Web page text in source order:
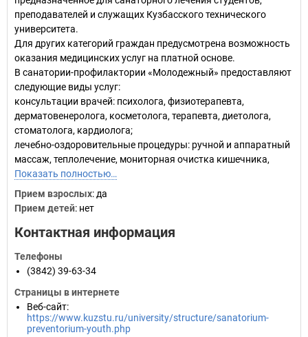
преподавателей и служащих Кузбасского технического
университета.
Для других категорий граждан предусмотрена возможность
оказания медицинских услуг на платной основе.
В санатории-профилактории «Молодежный» предоставляют
следующие виды услуг:
консультации врачей: психолога, физиотерапевта,
дерматовенеролога, косметолога, терапевта, диетолога,
стоматолога, кардиолога;
лечебно-оздоровительные процедуры: ручной и аппаратный
массаж, теплолечение, мониторная очистка кишечника,
Показать полностью…
Прием взрослых: да
Прием детей: нет
Контактная информация
Телефоны
(3842) 39-63-34
Страницы в интернете
Веб-сайт:
https://www.kuzstu.ru/university/structure/sanatorium-
preventorium-youth.php